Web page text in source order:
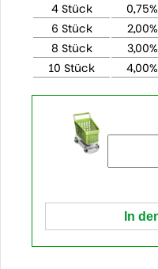
4 Stück
0,75%
6 Stück
2,00%
8 Stück
3,00%
10 Stück
4,00%